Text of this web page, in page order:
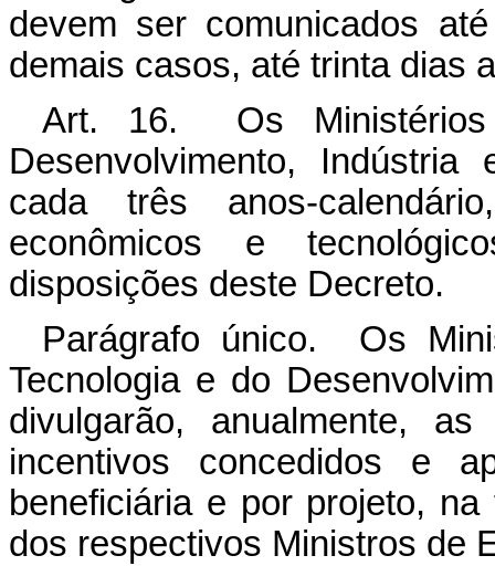
devem ser comunicados
demais casos, até trinta dias
Art. 16. Os
Desenvolvimento,
cada três anos-
econômicos e
disposições deste Decreto.
Parágrafo único. Os
Tecnologia e do
divulgarão, anualmente,
incentivos concedidos e
beneficiária e por projeto,
dos respectivos Ministros de